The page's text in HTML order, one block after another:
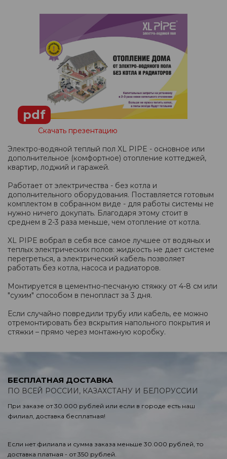
pdf
Скачать презентацию
Электро-водяной теплый пол XL PIPE - основное или
дополнительное (комфортное) отопление коттеджей,
квартир, лоджий и гаражей.
Работает от электричества - без котла и
дополнительного оборудования. Поставляется готовым
комплектом в собранном виде - для работы системы не
нужно ничего докупать. Благодаря этому стоит в
среднем в 2-3 раза меньше, чем отопление от котла.
XL PIPE вобрал в себя все самое лучшее от водяных и
теплых электрических полов: жидкость не дает системе
перегреться, а электрический кабель позволяет
работать без котла, насоса и радиаторов.
Монтируется в цементно-песчаную стяжку от 4-8 см или
"сухим" способом в пенопласт за 3 дня.
Если случайно повредили трубу или кабель, ее можно
отремонтировать без вскрытия напольного покрытия и
стяжки – прямо через монтажную коробку.
БЕСПЛАТНАЯ ДОСТАВКА
ПО ВСЕЙ РОССИИ, КАЗАХСТАНУ И БЕЛОРУССИИ
При заказе от 30.000 рублей или если в городе есть наш
филиал, доставка бесплатная!
Если нет филиала и сумма заказа меньше 30.000 рублей, то
доставка платная - от 350 рублей.